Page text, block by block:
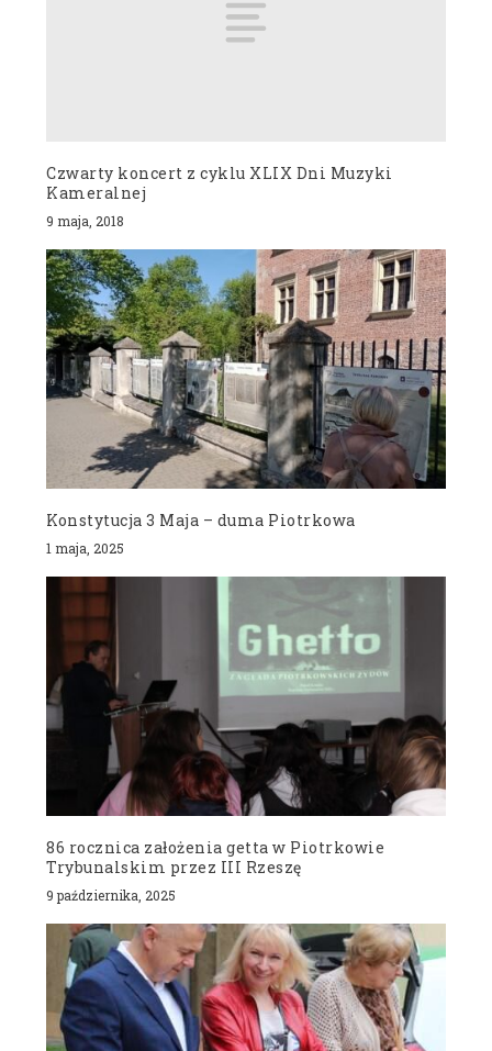
Czwarty koncert z cyklu XLIX Dni Muzyki
Kameralnej
9 maja, 2018
Konstytucja 3 Maja – duma Piotrkowa
1 maja, 2025
86 rocznica założenia getta w Piotrkowie
Trybunalskim przez III Rzeszę
9 października, 2025